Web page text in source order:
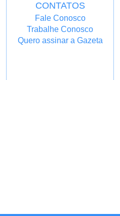
CONTATOS
Fale Conosco
Trabalhe Conosco
Quero assinar a Gazeta